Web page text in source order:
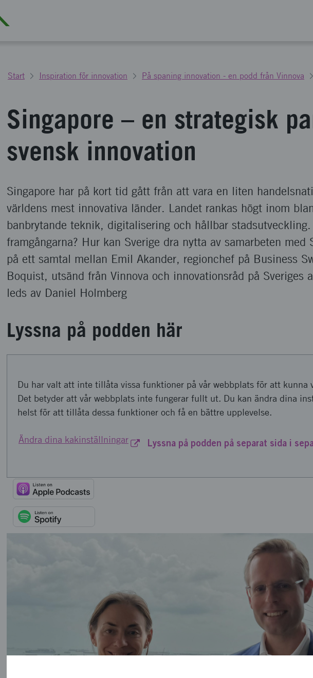
Start Inspiration för innovation På spaning innovation - en podd från Vinnova
Singapore – en strategisk
svensk innovation
Singapore har på kort tid gått från att vara en liten
världens mest innovativa länder. Landet rankas högt inom
banbrytande teknik, digitalisering och hållbar
framgångarna? Hur kan Sverige dra nytta av samarbeten med
på ett samtal mellan Emil Akander, regionchef på Business
Boquist, utsänd från Vinnova och innovationsråd på Sveriges
leds av Daniel Holmberg
Lyssna på podden här
Du har valt att inte tillåta vissa funktioner på vår webbplats för att kunna
Det betyder att vår webbplats inte fungerar fullt ut. Du kan ändra dina
helst för att tillåta dessa funktioner och få en bättre upplevelse.
Ändra dina kakinställningar Lyssna på podden på separat sida i